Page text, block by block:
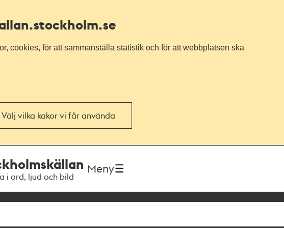
.stockholm.se
cookies, för att sammanställa statistik och för att webbplatsen ska
Välj vilka kakor vi får använda
i ord, ljud och bild
Meny